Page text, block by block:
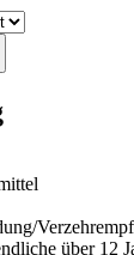
über 12